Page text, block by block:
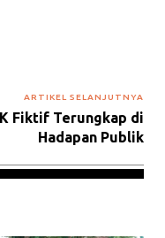
ARTIKEL SELANJUTNYA
Fiktif Terungkap di
Hadapan Publik